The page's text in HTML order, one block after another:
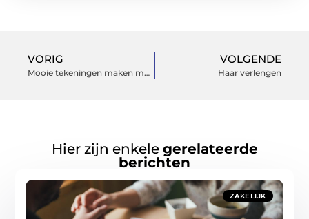
VORIG
Mooie tekeningen maken met een 3dpen
VOLGENDE
Haar verlengen
Hier zijn enkele gerelateerde
berichten
ZAKELIJK